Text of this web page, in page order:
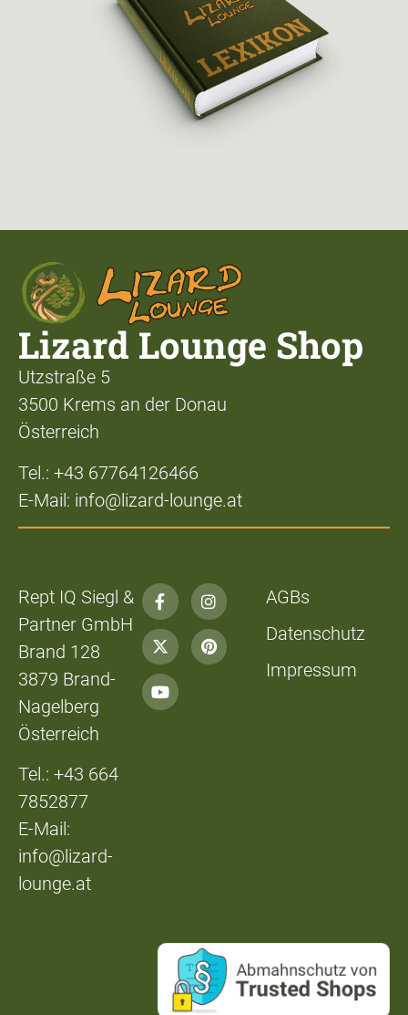
Lizard Lounge Shop
Utzstraße 5
3500 Krems an der Donau
Österreich
Tel.: +43 67764126466
E-Mail: info@lizard-lounge.at
Rept IQ Siegl &
Partner GmbH
Brand 128
3879 Brand-
Nagelberg
Österreich
Tel.: +43 664
7852877
E-Mail:
info@lizard-
lounge.at
AGBs
Datenschutz
Impressum